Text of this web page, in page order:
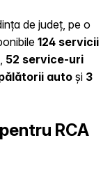
de județ, pe o
124 servicii
, 52 service-uri
autoși 3
RCA